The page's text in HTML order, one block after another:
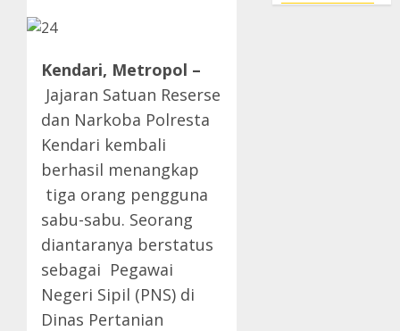
Kendari, Metropol –
Jajaran Satuan Reserse
dan Narkoba Polresta
Kendari kembali
berhasil menangkap
tiga orang pengguna
sabu-sabu. Seorang
diantaranya berstatus
sebagai Pegawai
Negeri Sipil (PNS) di
Dinas Pertanian